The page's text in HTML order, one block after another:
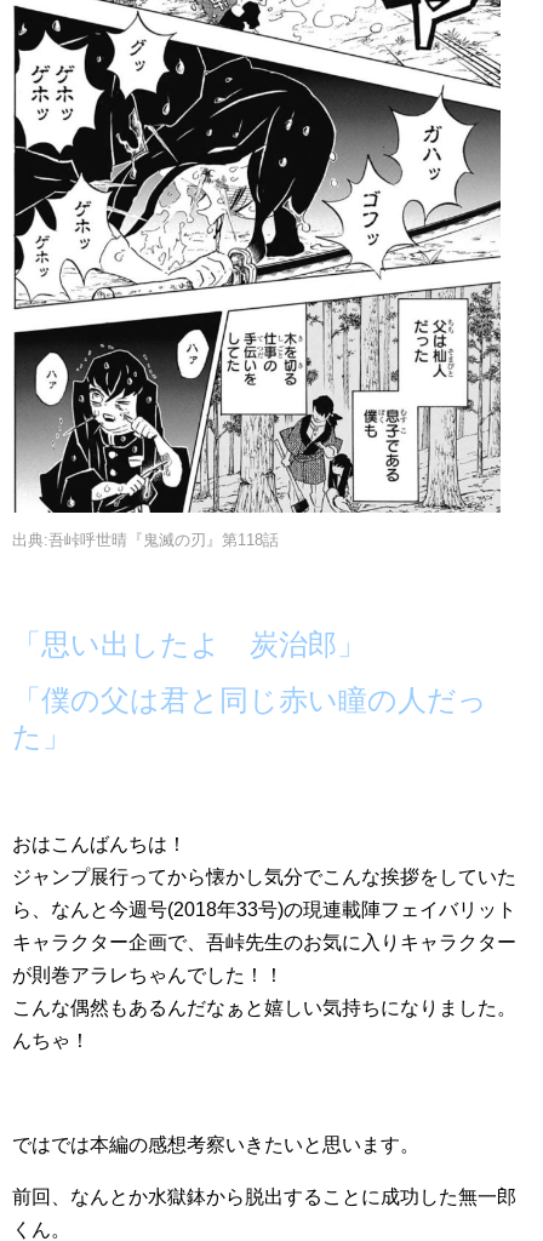
出典:吾峠呼世晴『鬼滅の刃』第118話
「思い出したよ 炭治郎」
「僕の父は君と同じ赤い瞳の人だっ
た」
おはこんばんちは！
ジャンプ展行ってから懐かし気分でこんな挨拶をしていた
ら、なんと今週号(2018年33号)の現連載陣フェイバリット
キャラクター企画で、吾峠先生のお気に入りキャラクター
が則巻アラレちゃんでした！！
こんな偶然もあるんだなぁと嬉しい気持ちになりました。
んちゃ！
ではでは本編の感想考察いきたいと思います。
前回、なんとか水獄鉢から脱出することに成功した無一郎
くん。